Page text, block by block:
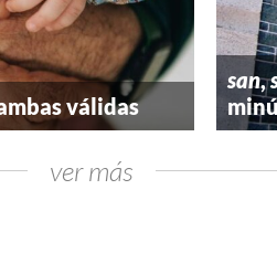
válidas
san,
ver más